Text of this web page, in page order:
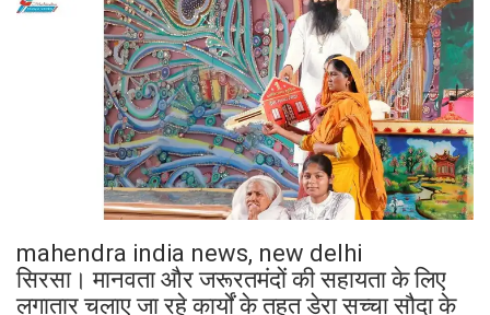
mahendra india news, new delhi
सिरसा। मानवता और जरूरतमंदों की सहायता के लिए
लगातार चलाए जा रहे कार्यों के तहत डेरा सच्चा सौदा के